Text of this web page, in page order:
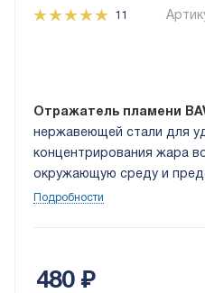
11
Отражатель пламени
нержавеющей стали для
концентрирования жара
окружающую среду и
стен. Подходит для МАПП /
Подробности
480₽